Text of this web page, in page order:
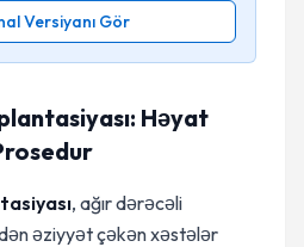
Versiyanı Gör
Həyat
, ağır dərəcəli
əziyyət çəkən xəstələr